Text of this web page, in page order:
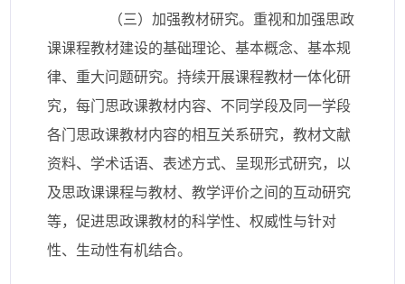
（三）加强教材研究。重视和加强思政
课课程教材建设的基础理论、基本概念、基本规
律、重大问题研究。持续开展课程教材一体化研
究，每门思政课教材内容、不同学段及同一学段
各门思政课教材内容的相互关系研究，教材文献
资料、学术话语、表述方式、呈现形式研究，以
及思政课课程与教材、教学评价之间的互动研究
等，促进思政课教材的科学性、权威性与针对
性、生动性有机结合。